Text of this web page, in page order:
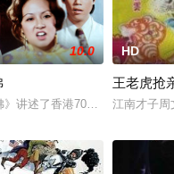
光，在人生即将走到尽头之际
10.0
》讲述了香港70年代星斗小市
HD
王老虎抢
江南才子周